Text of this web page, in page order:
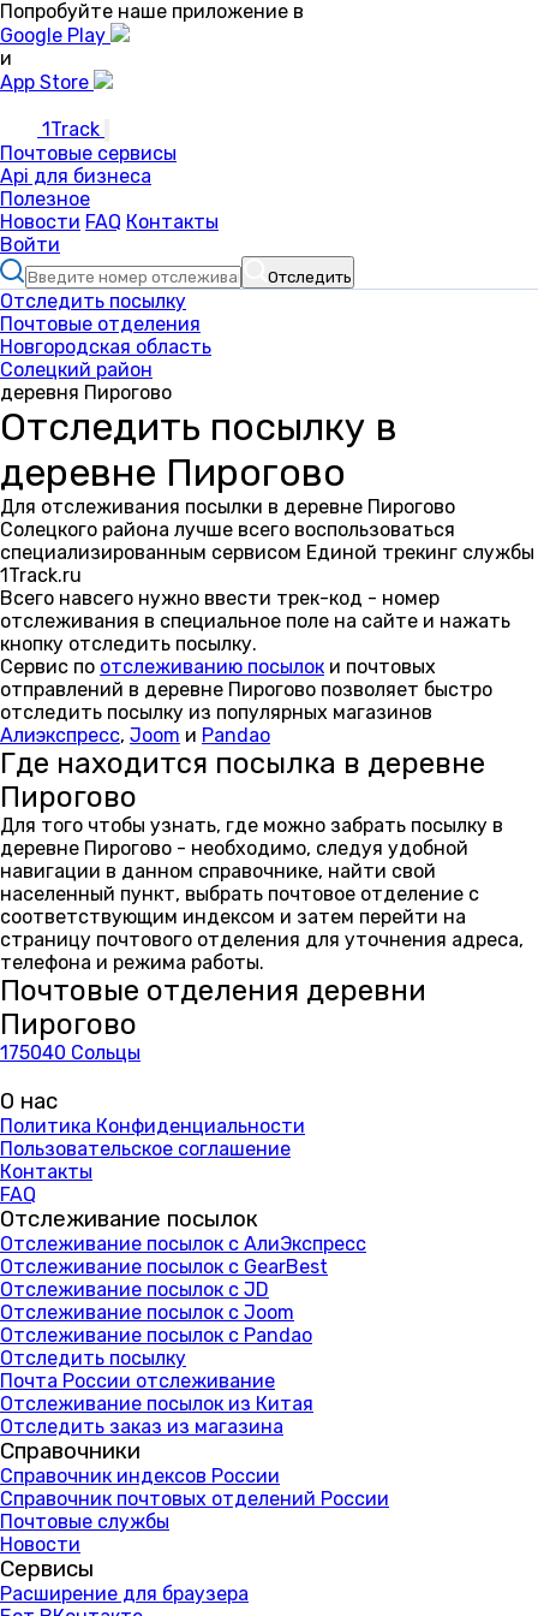
Попробуйте наше приложение в
Google Play
и
App Store
1Track
Почтовые сервисы
Api для бизнеса
Полезное
Новости FAQ Контакты
Войти
Отследить
Отследить посылку
Почтовые отделения
Новгородская область
Солецкий район
деревня Пирогово
Отследить посылку в
деревне Пирогово
Для отслеживания посылки в деревне Пирогово
Солецкого района лучше всего воспользоваться
специализированным сервисом Единой трекинг службы
1Track.ru
Всего навсего нужно ввести трек-код - номер
отслеживания в специальное поле на сайте и нажать
кнопку отследить посылку.
Сервис по отслеживанию посылок и почтовых
отправлений в деревне Пирогово позволяет быстро
отследить посылку из популярных магазинов
Алиэкспресс, Joom и Pandao
Где находится посылка в деревне
Пирогово
Для того чтобы узнать, где можно забрать посылку в
деревне Пирогово - необходимо, следуя удобной
навигации в данном справочнике, найти свой
населенный пункт, выбрать почтовое отделение с
соответствующим индексом и затем перейти на
страницу почтового отделения для уточнения адреса,
телефона и режима работы.
Почтовые отделения деревни
Пирогово
175040 Сольцы
О нас
Политика Конфиденциальности
Пользовательское соглашение
Контакты
FAQ
Отслеживание посылок
Отслеживание посылок с АлиЭкспресс
Отслеживание посылок с GearBest
Отслеживание посылок с JD
Отслеживание посылок с Joom
Отслеживание посылок с Pandao
Отследить посылку
Почта России отслеживание
Отслеживание посылок из Китая
Отследить заказ из магазина
Справочники
Справочник индексов России
Справочник почтовых отделений России
Почтовые службы
Новости
Сервисы
Расширение для браузера